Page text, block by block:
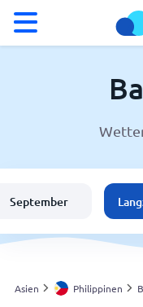
Wetter in Bacolod
Schweiz
Deutschland
September
Asien Philippinen